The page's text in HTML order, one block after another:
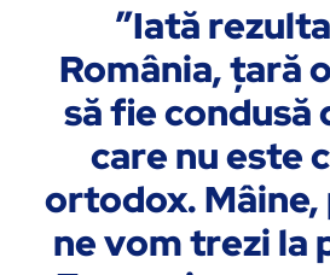
”Iată
România, ţară
să fie condusă
care nu este
ortodox. Mâine,
ne vom trezi la